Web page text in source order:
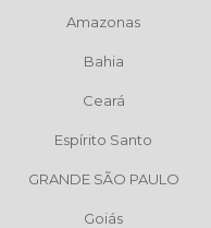
Amazonas
Bahia
Ceará
Espírito Santo
GRANDE SÃO PAULO
Goiás